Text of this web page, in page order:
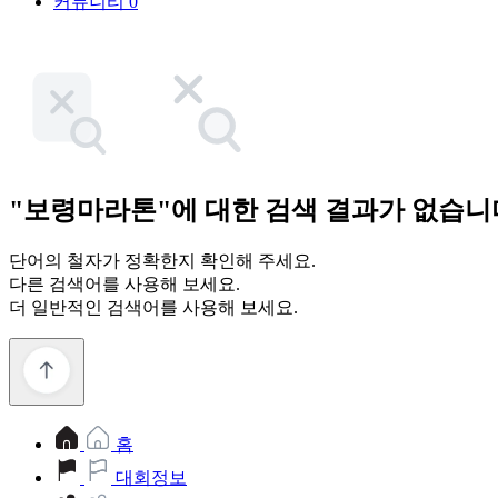
"보령마라톤"에 대한 검색 결과가 없습니
단어의 철자가 정확한지 확인해 주세요.
다른 검색어를 사용해 보세요.
더 일반적인 검색어를 사용해 보세요.
홈
대회정보